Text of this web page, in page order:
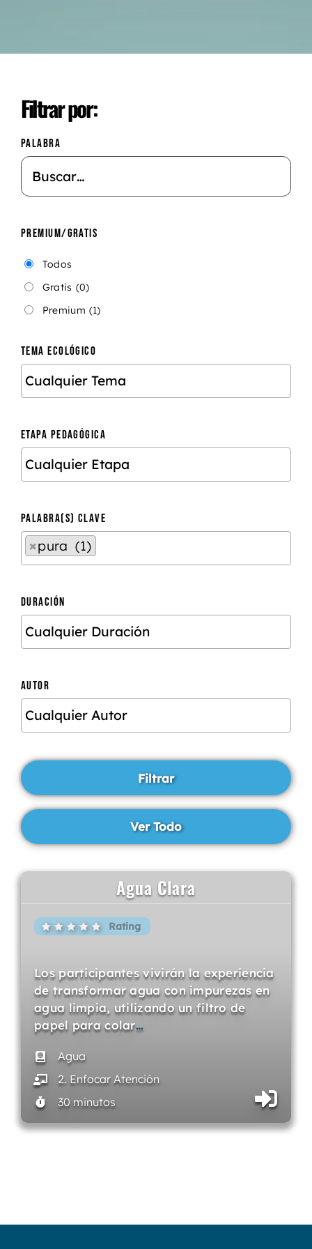
Filtrar por:
PALABRA
PREMIUM/GRATIS
Todos
Gratis (0)
Premium (1)
TEMA ECOLÓGICO
ETAPA PEDAGÓGICA
PALABRA(S) CLAVE
×pura (1)
DURACIÓN
AUTOR
Agua Clara
Rating
Los participantes vivirán la experiencia
de transformar agua con impurezas en
agua limpia, utilizando un filtro de
papel para colar…
Agua
2. Enfocar Atención
30 minutos